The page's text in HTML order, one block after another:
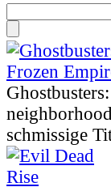
schmissige